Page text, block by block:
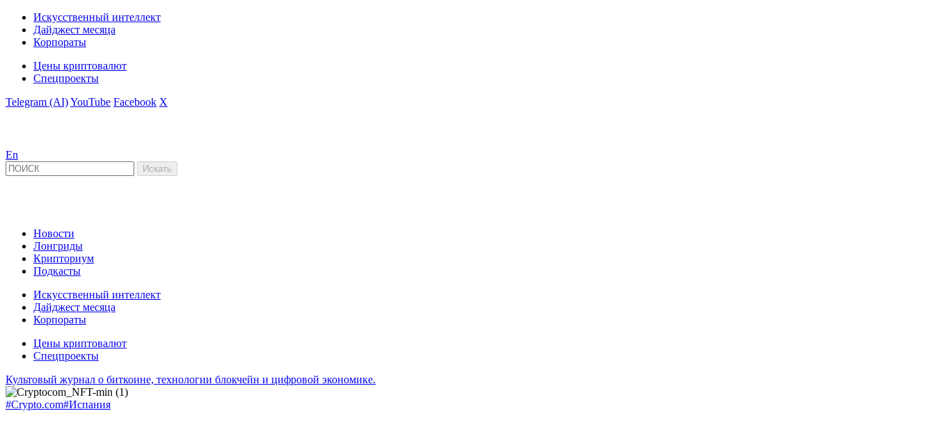
Искусственный интеллект
Дайджест месяца
Корпораты
Цены криптовалют
Спецпроекты
Telegram (AI)YouTube Facebook X
En
Новости
Лонгриды
Крипториум
Подкасты
Искусственный интеллект
Дайджест месяца
Корпораты
Цены криптовалют
Спецпроекты
Культовый журнал о биткоине, технологии блокчейн и цифровой экономике.
#Crypto.com#Испания